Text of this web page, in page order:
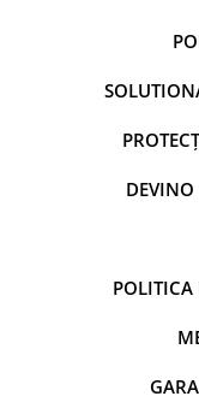
DEVINO
POLITICA